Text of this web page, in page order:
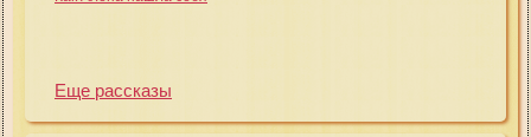
Еще рассказы